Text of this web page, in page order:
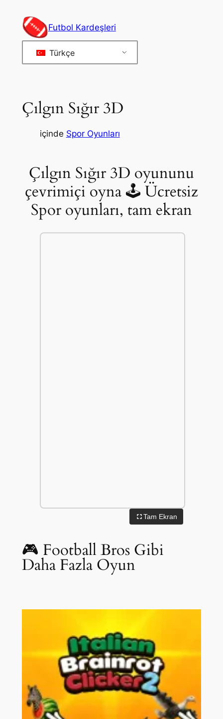
Futbol Kardeşleri
Türkçe
Çılgın Sığır 3D
içinde Spor Oyunları
Çılgın Sığır 3D oyununu
çevrimiçi oyna 🕹 Ücretsiz
Spor oyunları, tam ekran
Tam Ekran
🎮 Football Bros Gibi
Daha Fazla Oyun